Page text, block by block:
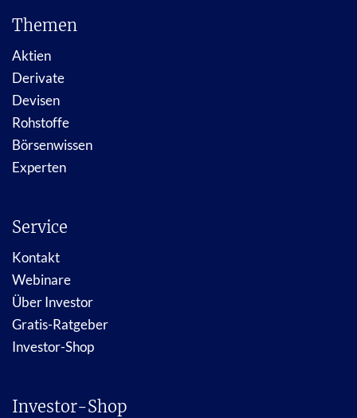
Themen
Aktien
Derivate
Devisen
Rohstoffe
Börsenwissen
Experten
Service
Kontakt
Webinare
Über Investor
Gratis-Ratgeber
Investor-Shop
Investor-Shop